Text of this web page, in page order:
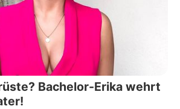
Bachelor-Erika wehrt